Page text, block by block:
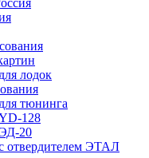
лодок
тюнинга
128
20
отвердителем ЭТАЛ